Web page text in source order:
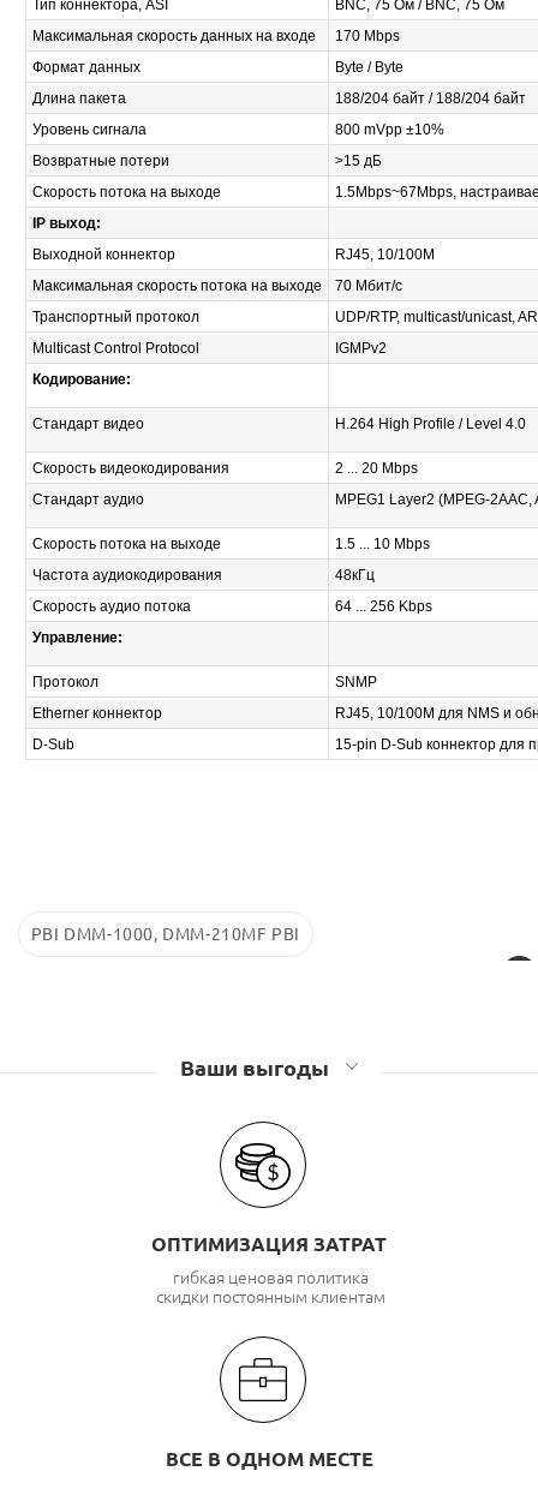
Тип коннектора, ASI
BNC, 75 Ом / BNC, 75 Ом
Максимальная скорость данных на входе
170 Mbps
Формат данных
Byte / Byte
Длина пакета
188/204 байт / 188/204 байт
Уровень сигнала
800 mVpp ±10%
Возвратные потери
>15 дБ
Скорость потока на выходе
1.5Mbps~67Mbps,
IP выход:
Выходной коннектор
RJ45, 10/100M
Максимальная скорость потока на выходе
70 Мбит/с
Транспортный протокол
UDP/RTP, multicast/unicast,
Multicast Control Protocol
IGMPv2
Кодирование:
Стандарт видео H.264 High Profile / Level 4.0
Скорость видеокодирования
2 ... 20 Mbps
Стандарт аудио
MPEG1 Layer2 (MPEG-
Скорость потока на выходе
1.5 ... 10 Mbps
Частота аудиокодирования
48кГц
Скорость аудио потока
64 ... 256 Kbps
Управление:
Протокол
SNMP
Etherner коннектор
RJ45, 10/100M для NMS и
D-Sub
15-pin D-Sub коннектор для
PBI DMM-1000, DMM-210MF PBI
Ваши выгоды
ОПТИМИЗАЦИЯ ЗАТРАТ
гибкая ценовая политика
скидки постоянным клиентам
ВСЕ В ОДНОМ МЕСТЕ